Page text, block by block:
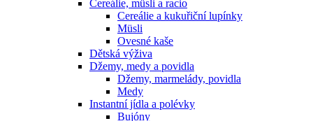
Cereálie, müsli a racio
Cereálie a kukuřiční lupínky
Müsli
Ovesné kaše
Dětská výživa
Džemy, medy a povidla
Džemy, marmelády, povidla
Medy
Instantní jídla a polévky
Bujóny